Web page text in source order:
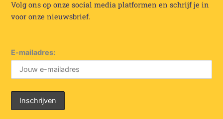
Volg ons op onze social media platformen en schrijf je in
voor onze nieuwsbrief.
E-mailadres: